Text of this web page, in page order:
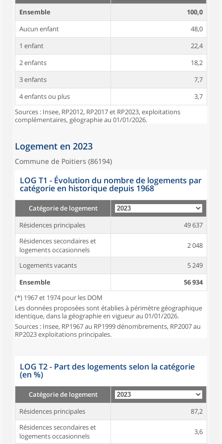
Ensemble
100,0
Aucun enfant
48,0
1 enfant
22,4
2 enfants
18,2
3 enfants
7,7
4 enfants ou plus
3,7
Sources : Insee, RP2012, RP2017 et RP2023, exploitations
complémentaires, géographie au 01/01/2026.
Logement en 2023
Commune de Poitiers (86194)
LOG T1 - Évolution du nombre de logements par
catégorie en historique depuis 1968
Catégorie de logement
Résidences principales
49 637
Résidences secondaires et
logements occasionnels
2 048
Logements vacants
5 249
Ensemble
56 934
(*) 1967 et 1974 pour les DOM
Les données proposées sont établies à périmètre géographique
identique, dans la géographie en vigueur au 01/01/2026.
Sources : Insee, RP1967 au RP1999 dénombrements, RP2007 au
RP2023 exploitations principales.
LOG T2 - Part des logements selon la catégorie
(en %)
Catégorie de logement
Résidences principales
87,2
Résidences secondaires et
logements occasionnels
3,6